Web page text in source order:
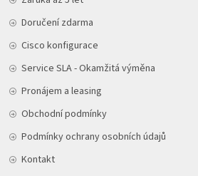
Doručení zdarma
Cisco konfigurace
Service SLA - Okamžitá výměna
Pronájem a leasing
Obchodní podmínky
Podmínky ochrany osobních údajů
Kontakt